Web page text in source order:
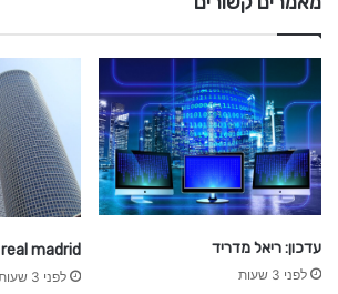
ח
ד
ש
ת
עדכון: ריאל מדריד
לפני 3 שעות
real madrid – חם ברשת
לפני 3 שעות